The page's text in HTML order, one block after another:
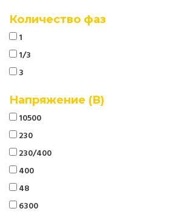
Количество фаз
1
1/3
3
Напряжение (В)
10500
230
230/400
400
48
6300